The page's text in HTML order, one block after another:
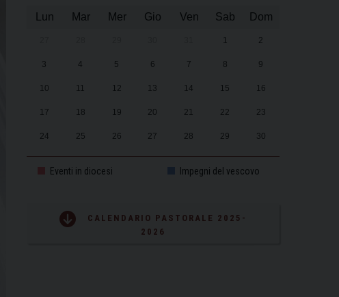
Lun
Mar Mer Gio Ven Sab Dom
1 2
3 4 5 6 7 8 9
10 11 12 13 14 15 16
17 18 19 20 21 22 23
24 25 26 27 28 29 30
31 1 2 3 4 5 6
Eventi in diocesi Impegni del vescovo
CALENDARIO PASTORALE 2025-
2026